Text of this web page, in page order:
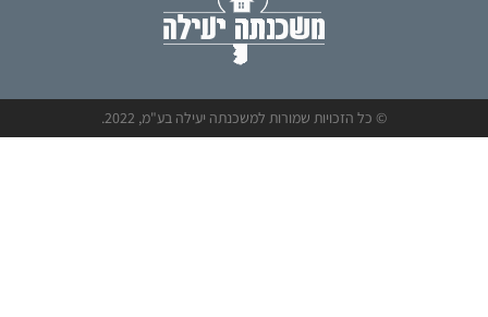
© כל הזכויות שמורות למשכנתה יעילה בע"מ, 2022.